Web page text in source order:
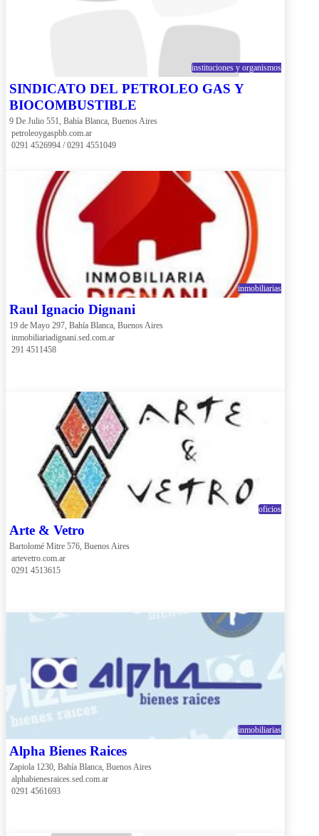
instituciones y organismos
SINDICATO DEL PETROLEO GAS Y
BIOCOMBUSTIBLE
9 De Julio 551, Bahía Blanca, Buenos Aires
petroleoygaspbb.com.ar
0291 4526994 / 0291 4551049
inmobiliarias
Raul Ignacio Dignani
19 de Mayo 297, Bahía Blanca, Buenos Aires
inmobiliariadignani.sed.com.ar
291 4511458
oficios
Arte & Vetro
Bartolomé Mitre 576, Buenos Aires
artevetro.com.ar
0291 4513615
inmobiliarias
Alpha Bienes Raices
Zapiola 1230, Bahía Blanca, Buenos Aires
alphabienesraices.sed.com.ar
0291 4561693